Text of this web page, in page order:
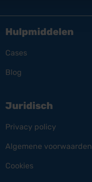
Hulpmiddelen
Cases
Blog
Juridisch
Privacy policy
Algemene voorwaarden
Cookies